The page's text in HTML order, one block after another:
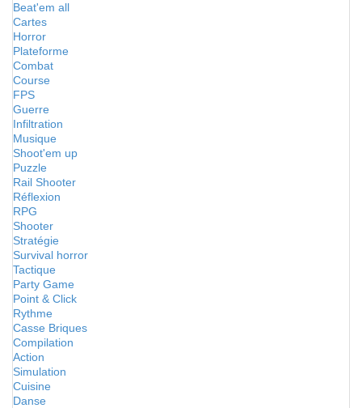
Beat'em all
Cartes
Horror
Plateforme
Combat
Course
FPS
Guerre
Infiltration
Musique
Shoot'em up
Puzzle
Rail Shooter
Réflexion
RPG
Shooter
Stratégie
Survival horror
Tactique
Party Game
Point & Click
Rythme
Casse Briques
Compilation
Action
Simulation
Cuisine
Danse